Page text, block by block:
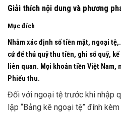
Giải thích nội dung và phương
Mục đích
Nhằm xác định số tiền mặt, ngoại
cứ để thủ quỹ thu tiền, ghi sổ quỹ,
liên quan. Mọi khoản tiền Việt Nam,
Phiếu thu.
Đối với ngoại tệ trước khi nhập
lập “Bảng kê ngoại tệ” đính